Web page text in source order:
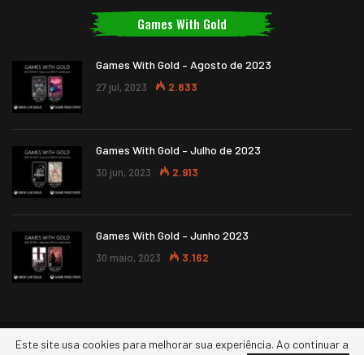
Games With Gold
Games With Gold – Agosto de 2023
27 jul, 2023 2.833
Games With Gold – Julho de 2023
30 jun, 2023 2.913
Games With Gold – Junho 2023
30 maio, 2023 3.162
Este site usa cookies para melhorar sua experiência. Ao continuar a